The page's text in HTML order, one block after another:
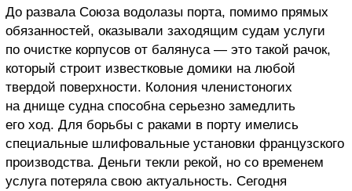
До развала Союза водолазы порта, помимо прямых
обязанностей, оказывали заходящим судам услуги
по очистке корпусов от балянуса — это такой рачок,
который строит известковые домики на любой
твердой поверхности. Колония членистоногих
на днище судна способна серьезно замедлить
его ход. Для борьбы с раками в порту имелись
специальные шлифовальные установки французского
производства. Деньги текли рекой, но со временем
услуга потеряла свою актуальность. Сегодня